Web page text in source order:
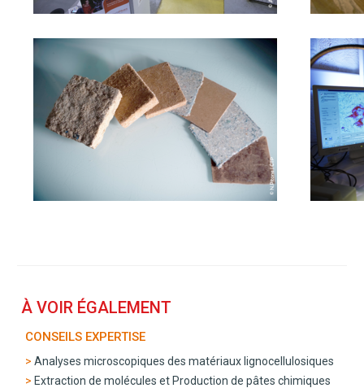
À VOIR ÉGALEMENT
CONSEILS EXPERTISE
Analyses microscopiques des matériaux lignocellulosiques
Extraction de molécules et Production de pâtes chimiques